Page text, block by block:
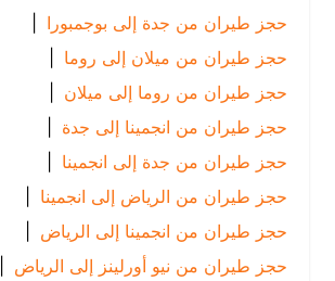
حجز طيران من جدة إلى بوجمبورا |
حجز طيران من ميلان إلى روما
|
حجز طيران من روما إلى ميلان |
حجز طيران من انجمينا إلى جدة
حجز طيران من جدة إلى انجمينا |
حجز طيران من الرياض إلى انجمينا |
حجز طيران من انجمينا إلى الرياض
|
حجز طيران من نيو أورلينز إلى الرياض
|